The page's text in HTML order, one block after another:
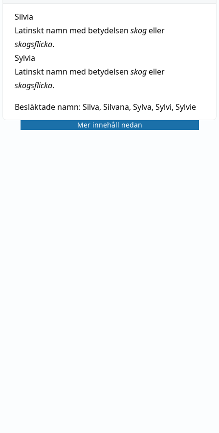
Silvia
Latinskt namn med betydelsen skogeller
skogsflicka.
Sylvia
Latinskt namn med betydelsen skogeller
skogsflicka.
Besläktade namn: Silva, Silvana, Sylva, Sylvi, Sylvie
Mer innehåll nedan